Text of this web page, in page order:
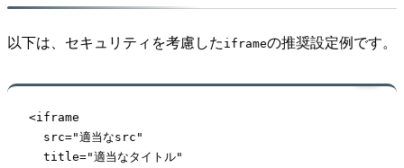
以下は、セキュリティを考慮した iframeの推奨設定例です。
<iframe
  src="適当なsrc"
  title="適当なタイトル"